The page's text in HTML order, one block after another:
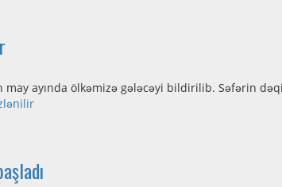
ayında ölkəmizə gələcəyi bildirilib. Səfərin